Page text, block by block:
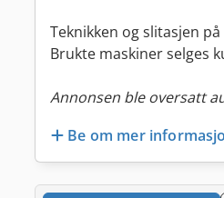
Teknikken og slitasjen
Brukte maskiner selges
Annonsen ble oversatt
Be om mer